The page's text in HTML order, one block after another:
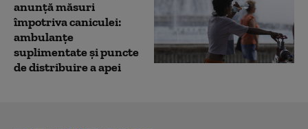
anunță măsuri
împotriva caniculei:
ambulanțe
suplimentate și puncte
de distribuire a apei